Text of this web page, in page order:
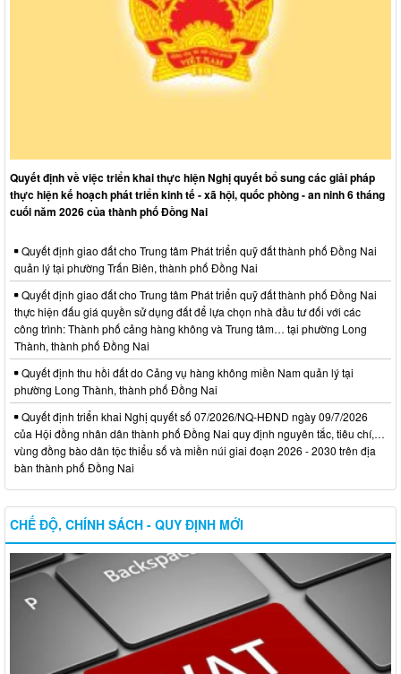
Quyết định về việc triển khai thực hiện Nghị quyết bổ sung các giải pháp
thực hiện kế hoạch phát triển kinh tế - xã hội, quốc phòng - an ninh 6 tháng
cuối năm 2026 của thành phố Đồng Nai
Quyết định giao đất cho Trung tâm Phát triển quỹ đất thành phố Đồng Nai
quản lý tại phường Trấn Biên, thành phố Đồng Nai
Quyết định giao đất cho Trung tâm Phát triển quỹ đất thành phố Đồng Nai
thực hiện đấu giá quyền sử dụng đất để lựa chọn nhà đầu tư đối với các
công trình: Thành phố cảng hàng không và Trung tâm… tại phường Long
Thành, thành phố Đồng Nai
Quyết định thu hồi đất do Cảng vụ hàng không miền Nam quản lý tại
phường Long Thành, thành phố Đồng Nai
Quyết định triển khai Nghị quyết số 07/2026/NQ-HĐND ngày 09/7/2026
của Hội đồng nhân dân thành phố Đồng Nai quy định nguyên tắc, tiêu chí,…
vùng đồng bào dân tộc thiểu số và miền núi giai đoạn 2026 - 2030 trên địa
bàn thành phố Đồng Nai
CHẾ ĐỘ, CHÍNH SÁCH - QUY ĐỊNH MỚI